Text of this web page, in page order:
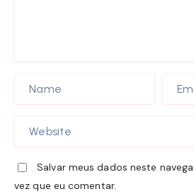
Salvar meus dados neste
vez que eu comentar.